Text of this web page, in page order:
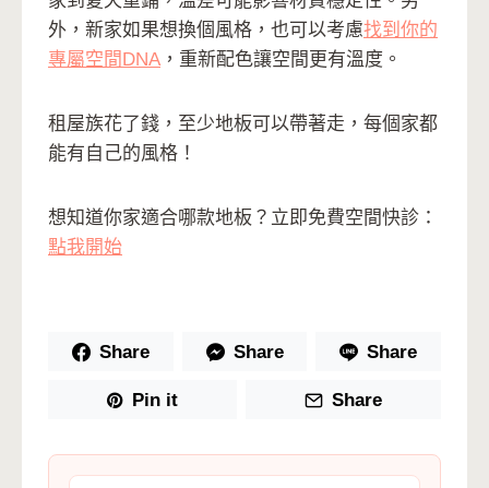
外，新家如果想換個風格，也可以考慮找到你的
專屬空間DNA ，重新配色讓空間更有溫度。
租屋族花了錢，至少地板可以帶著走，每個家都
能有自己的風格！
想知道你家適合哪款地板？立即免費空間快診：
點我開始
Share Share Share
Pin it Share